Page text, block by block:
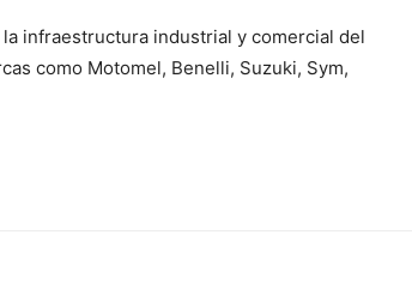
infraestructura industrial y comercial del
como Motomel, Benelli, Suzuki, Sym,